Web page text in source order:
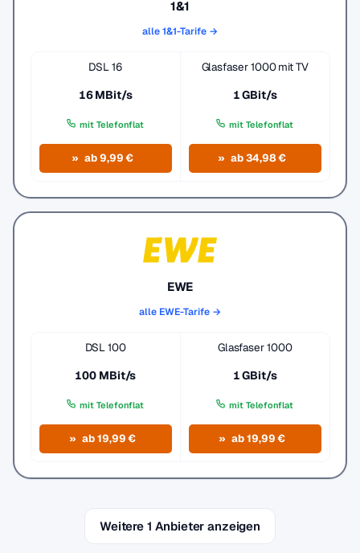
1&1
alle 1&1-Tarife →
DSL 16
16 MBit/s
mit Telefonflat
ab 9,99 €
Glasfaser 1000 mit TV
1 GBit/s
mit Telefonflat
ab 34,98 €
EWE
alle EWE-Tarife →
DSL 100
100 MBit/s
mit Telefonflat
ab 19,99 €
Glasfaser 1000
1 GBit/s
mit Telefonflat
ab 19,99 €
Weitere 1 Anbieter anzeigen